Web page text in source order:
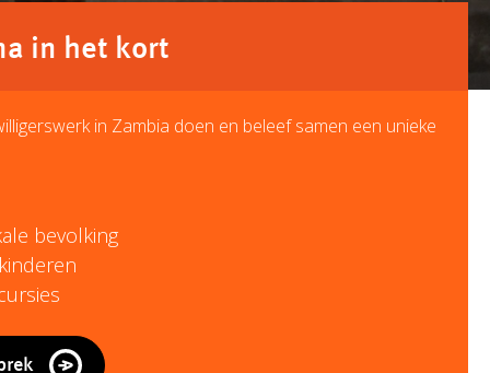
in het kort
in Zambia doen en beleef samen een unieke
bevolking